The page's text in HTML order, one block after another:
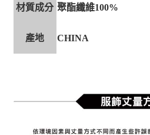
材質成分 聚酯纖維100%
產地 CHINA